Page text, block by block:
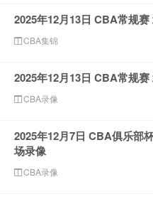
2025年12月13日 CBA常规
CBA集锦
2025年12月13日 CBA常规
CBA录像
2025年12月7日 CBA俱乐部
场录像
CBA录像